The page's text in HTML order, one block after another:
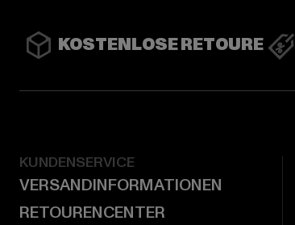
KOSTENLOSE RETOURE
KUNDENSERVICE
VERSANDINFORMATIONEN
RETOURENCENTER